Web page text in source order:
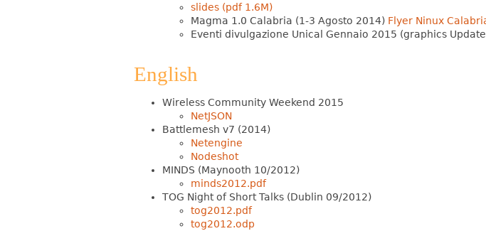
slides (pdf 1.6M)
Magma 1.0 Calabria (1-3 Agosto 2014) Flyer Ninux
Eventi divulgazione Unical Gennaio 2015 (graphics
English
Wireless Community Weekend 2015
NetJSON
Battlemesh v7 (2014)
Netengine
Nodeshot
MINDS (Maynooth 10/2012)
minds2012.pdf
TOG Night of Short Talks (Dublin 09/2012)
tog2012.pdf
tog2012.odp